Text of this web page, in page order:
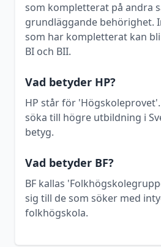
som kompletterat på andra
grundläggande behörighet.
som har kompletterat kan
BI och BII.
Vad betyder HP?
HP står för
söka till högre utbildning i
betyg.
Vad betyder BF?
BF kallas
sig till de som söker med
folkhögskola.